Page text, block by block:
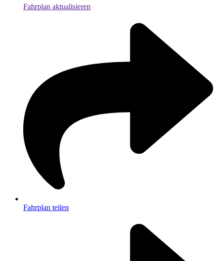
Fahrplan aktualisieren
Fahrplan teilen